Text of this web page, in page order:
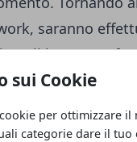
sui Cookie
per ottimizzare
categorie dare il tuo
saranno
quali hanno un
una cerchia
tramite i canali
di questa